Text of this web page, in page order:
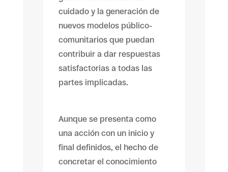
cuidado y la generación de
nuevos modelos público-
comunitarios que puedan
contribuir a dar respuestas
satisfactorias a todas las
partes implicadas.
Aunque se presenta como
una acción con un inicio y
final definidos, el hecho de
concretar el conocimiento